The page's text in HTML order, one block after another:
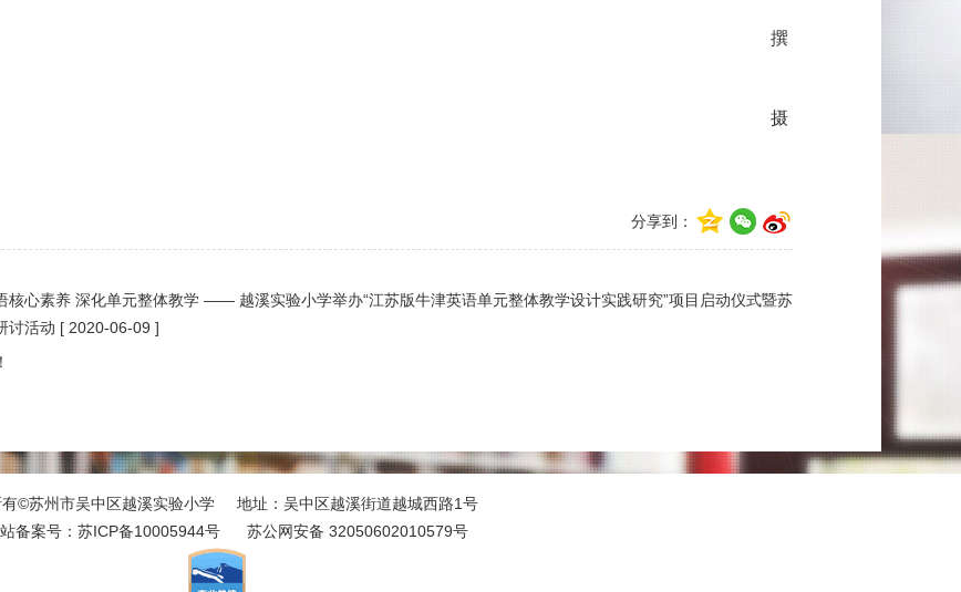
分享到：
核心素养 深化单元整体教学 —— 越溪实验小学举办“江苏版牛津英语单元整体教学设计实践研究”项目启动仪式暨苏
讨活动 [ 2020-06-09 ]
有©苏州市吴中区越溪实验小学 地址：吴中区越溪街道越城西路1号
备案号： 苏ICP备10005944号 苏公网安备 32050602010579号